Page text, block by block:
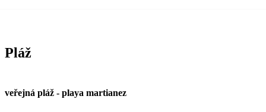
Pláž
veřejná pláž - playa martianez